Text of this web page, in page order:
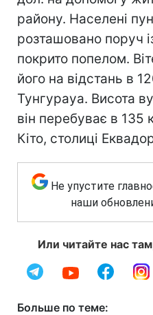
району. Населені
розташовано поруч
покрито попелом.
його на відстань в
Тунгурауа. Висота
він перебуває в 135
Кіто, столиці
Не упустите
наши
Или читайте нас
Больше по теме: